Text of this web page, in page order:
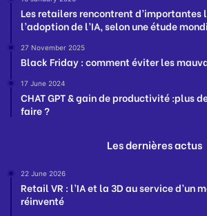
Les retailers rencontrent d’importantes
l’adoption de l’IA, selon une étude
27 November 2025
Black Friday : comment éviter les
17 June 2024
CHAT GPT & gain de productivité :plus
faire ?
Les dernières actus
22 June 2026
Retail VR : l’IA et la 3D au service d’un
réinventé